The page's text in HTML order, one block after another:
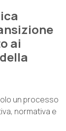
ai
un processo
normativa e